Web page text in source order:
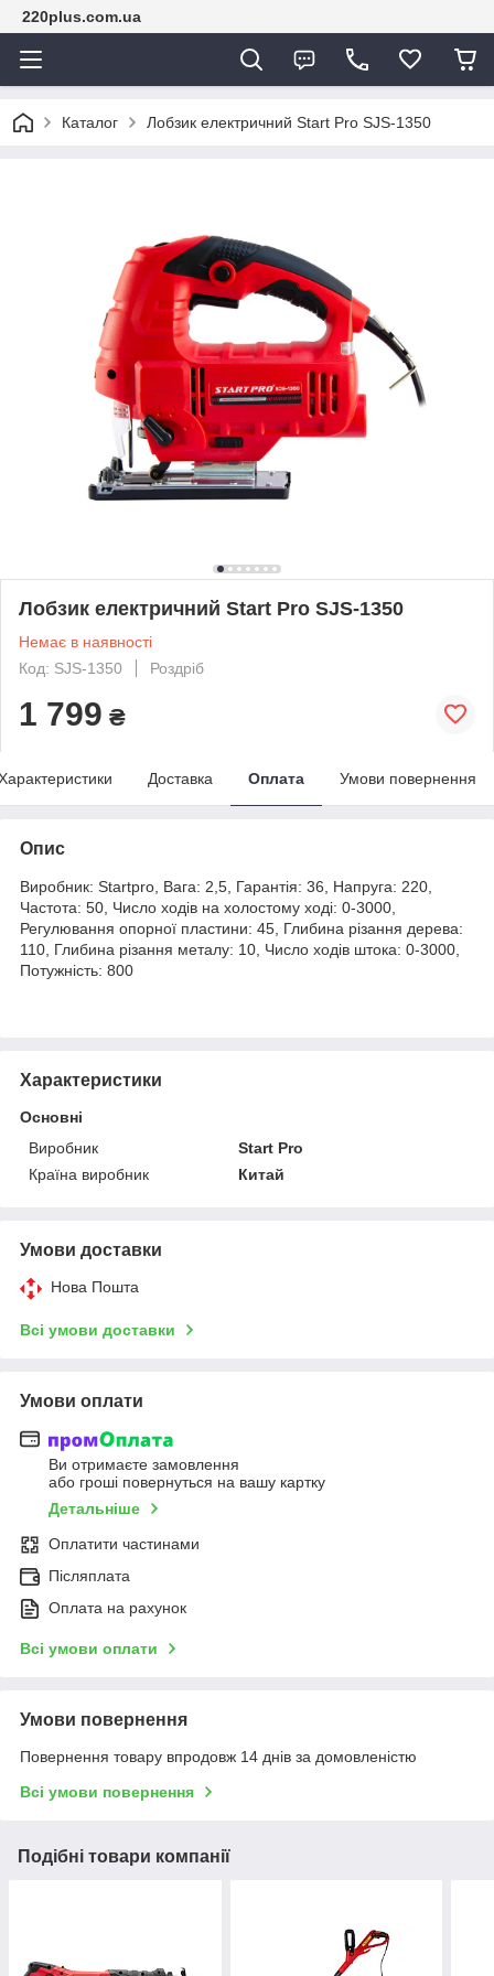
220plus.com.ua
Каталог Лобзик електричний Start Pro SJS-1350
Лобзик електричний Start Pro SJS-1350
Немає в наявності
Код: SJS-1350
Роздріб
1 799 ₴
Доставка Оплата Умови повернення
Опис
Виробник: Startpro, Вага: 2,5, Гарантія: 36, Напруга: 220,
Частота: 50, Число ходів на холостому ході: 0-3000,
Регулювання опорної пластини: 45, Глибина різання дерева:
110, Глибина різання металу: 10, Число ходів штока: 0-3000,
Потужність: 800
Характеристики
Основні
Виробник
Start Pro
Країна виробник
Китай
Умови доставки
Нова Пошта
Всі умови доставки
Умови оплати
Ви отримаєте замовлення
або гроші повернуться на вашу картку
Детальніше
Оплатити частинами
Післяплата
Оплата на рахунок
Всі умови оплати
Умови повернення
Повернення товару впродовж 14 днів за домовленістю
Всі умови повернення
Подібні товари компанії